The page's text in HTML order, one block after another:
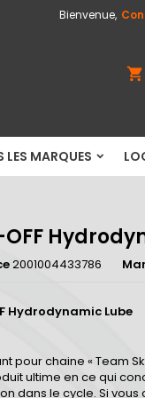
Bienvenue,
shopping_cart
LES MARQUES
OFF
2001004433786
Hydrodynamic Lube
pour chaine « Team
ultime en ce qui
dans le cycle. Si